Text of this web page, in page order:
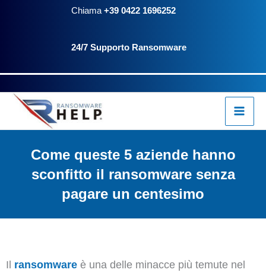
Chiama +39 0422 1696252
24/7 Supporto Ransomware
Come queste 5 aziende hanno
sconfitto il ransomware senza
pagare un centesimo
Il ransomware è una delle minacce più temute nel